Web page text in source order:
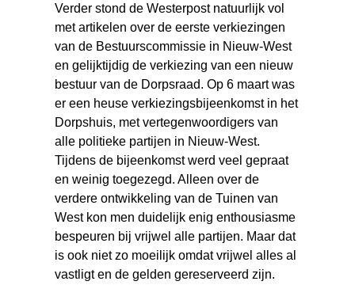
Verder stond de Westerpost natuurlijk vol
met artikelen over de eerste verkiezingen
van de Bestuurscommissie in Nieuw-West
en gelijktijdig de verkiezing van een nieuw
bestuur van de Dorpsraad. Op 6 maart was
er een heuse verkiezingsbijeenkomst in het
Dorpshuis, met vertegenwoordigers van
alle politieke partijen in Nieuw-West.
Tijdens de bijeenkomst werd veel gepraat
en weinig toegezegd. Alleen over de
verdere ontwikkeling van de Tuinen van
West kon men duidelijk enig enthousiasme
bespeuren bij vrijwel alle partijen. Maar dat
is ook niet zo moeilijk omdat vrijwel alles al
vastligt en de gelden gereserveerd zijn.